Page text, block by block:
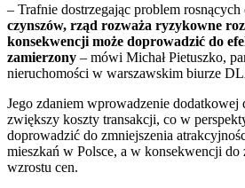
– Trafnie dostrzegając problem rosnących
czynszów, rząd rozważa ryzykowne
konsekwencji może doprowadzić do
zamierzony – mówi Michał Pietuszko,
nieruchomości w warszawskim biurze
Jego zdaniem wprowadzenie dodatkowej
zwiększy koszty transakcji, co w
doprowadzić do zmniejszenia
mieszkań w Polsce, a w konsekwencji do
wzrostu cen.